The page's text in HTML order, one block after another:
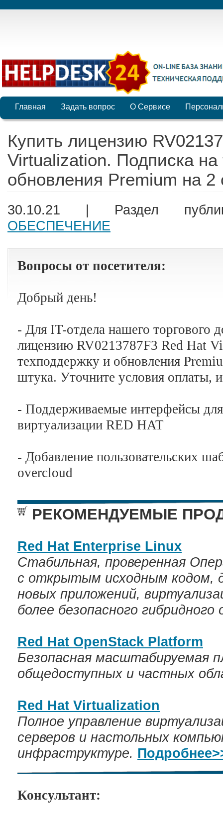
Главная Задать вопрос О Сервисе
Купить лицензию
Virtualization. Подписка на
обновления Premium на 2
30.10.21 | Раздел
ОБЕСПЕЧЕНИЕ
Вопросы от посетителя:
Добрый день!
- Для IT-отдела нашего торгового
лицензию RV0213787F3 Red Hat
техподдержку и обновления
штука. Уточните условия оплаты,
- Поддерживаемые интерфейсы для
виртуализации RED HAT
- Добавление пользовательских
overcloud
РЕКОМЕНДУЕМЫЕ
Red Hat Enterprise Linux
Стабильная, проверенная
с открытым исходным кодом,
новых приложений,
более безопасного гибридного
Red Hat OpenStack Platform
Безопасная масштабируемая
общедоступных и частных
Red Hat Virtualization
Полное управление
серверов и настольных
инфраструктуре.
Консультант: